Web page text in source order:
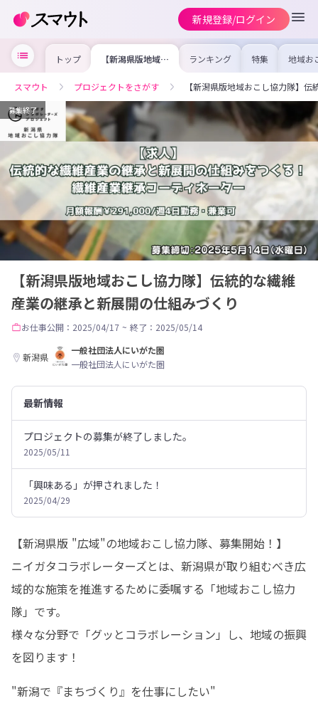
新規登録/ログイン
トップ 【新潟県版地域お
こし協力隊】伝統
承と新展開の仕組
みづくり
ランキング 特集 地域お
の求
を集め
事内容
を比較
合った
スマウト プロジェクトをさがす 【新潟県版地域おこし協力隊】
募集終了
【新潟県版地域おこし協力隊】伝統的な繊維
産業の継承と新展開の仕組みづくり
お仕事公開：2025/04/17 ~ 終了：2025/05/14
新潟県
一般社団法人にいがた圏
一般社団法人にいがた圏
最新情報
プロジェクトの募集が終了しました。
2025/05/11
「興味ある」が押されました！
2025/04/29
【新潟県版 "広域"の地域おこし協力隊、募集開始！】
ニイガタコラボレーターズとは、新潟県が取り組むべき広
域的な施策を推進するために委嘱する「地域おこし協力
隊」です。
様々な分野で「グッとコラボレーション」し、地域の振興
を図ります！
"新潟で『まちづくり』を仕事にしたい"